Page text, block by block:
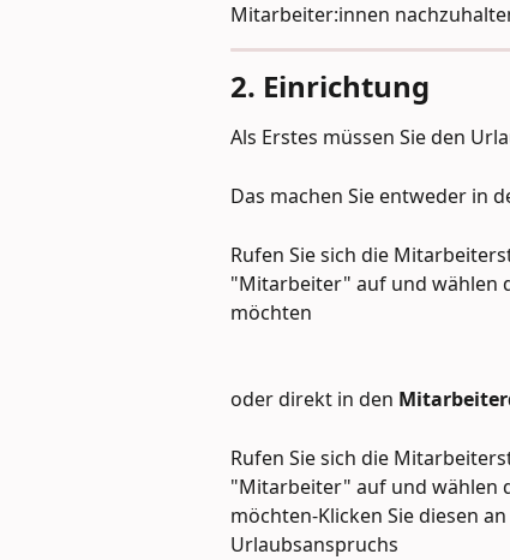
Mitarbeiter:innen
2. Einrichtung
Als Erstes müssen Sie den
Das machen Sie entweder in
Rufen Sie sich die
"Mitarbeiter" auf und wählen
möchten
oder direkt in den
Rufen Sie sich die
"Mitarbeiter" auf und wählen
möchten-Klicken Sie diesen
Urlaubsanspruchs